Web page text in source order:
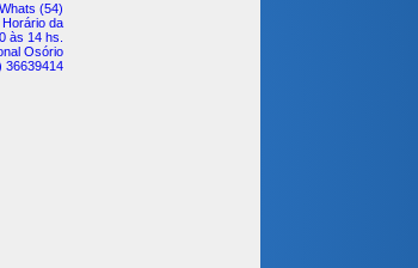
(54)
da
às 14 hs.
Osório
36639414